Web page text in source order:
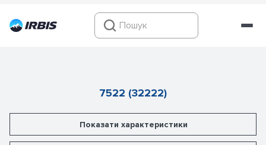
7522 (32222)
Показати характеристики